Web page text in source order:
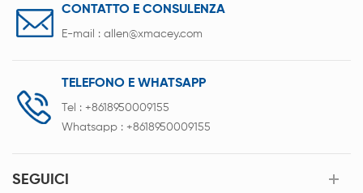
CONTATTO E CONSULENZA
E-mail : allen@xmacey.com
TELEFONO E WHATSAPP
Tel : +8618950009155
Whatsapp : +8618950009155
SEGUICI